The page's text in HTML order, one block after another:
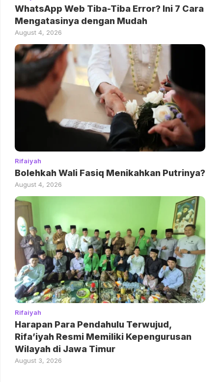
WhatsApp Web Tiba-Tiba Error? Ini 7 Cara
Mengatasinya dengan Mudah
August 4, 2026
Rifaiyah
Bolehkah Wali Fasiq Menikahkan Putrinya?
August 4, 2026
Rifaiyah
Harapan Para Pendahulu Terwujud,
Rifa’iyah Resmi Memiliki Kepengurusan
Wilayah di Jawa Timur
August 3, 2026